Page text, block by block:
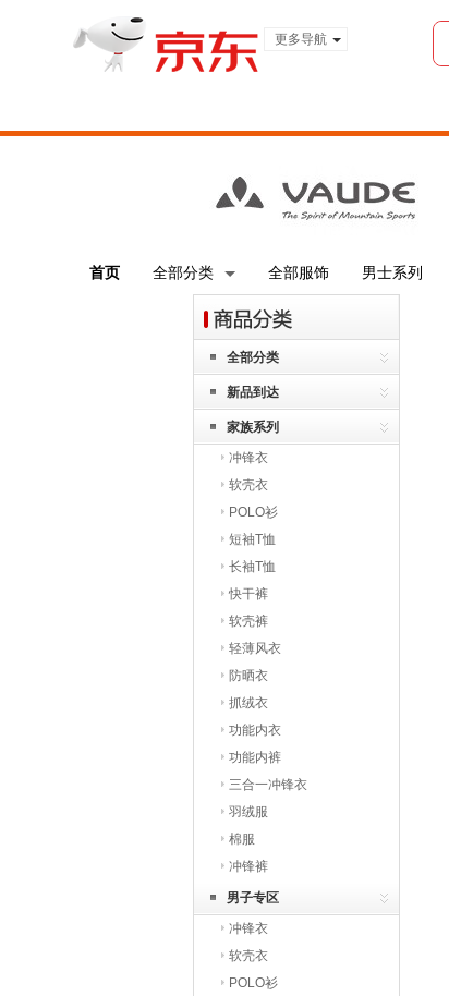
更多导航
首页 全部分类 全部服饰 男士系列
全部分类
新品到达
家族系列
冲锋衣
软壳衣
POLO衫
短袖T恤
长袖T恤
快干裤
软壳裤
轻薄风衣
防晒衣
抓绒衣
功能内衣
功能内裤
三合一冲锋衣
羽绒服
棉服
冲锋裤
男子专区
冲锋衣
软壳衣
POLO衫